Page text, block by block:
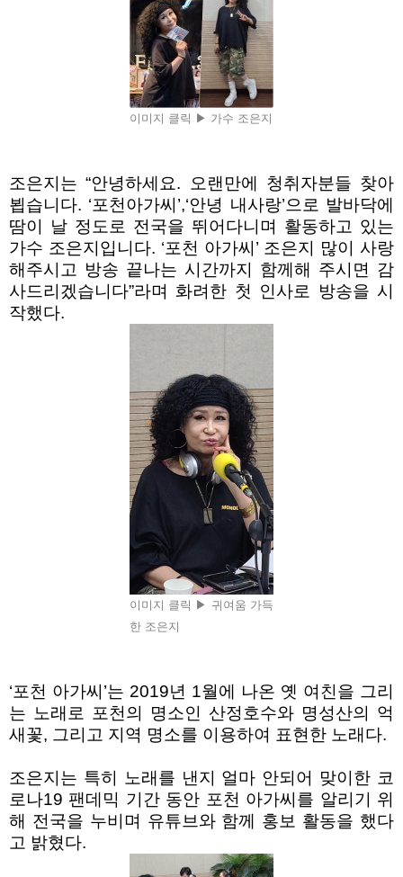
이미지 클릭 ▶ 가수 조은지
조은지는“안녕하세요.
오랜만에 청취자분들 찾아
뵙습니다. ‘포천아가씨 ’,‘안녕 내사랑’으로 발바닥에
땀이 날 정도로 전국을 뛰어다니며 활동하고 있는
가수 조은지입니다. ‘포천 아가씨 ’ 조은지 많이 사랑
해주시고 방송 끝나는 시간까지 함께해 주시면 감
사드리겠습니다”라며 화려한 첫 인사로 방송을 시
작했다.
이미지 클릭 ▶ 귀여움 가득
한 조은지
‘포천 아가씨 ’는 2019년 1월에 나온 옛 여친을 그리
는 노래로 포천의 명소인 산정호수와 명성산의 억
새꽃, 그리고 지역 명소를 이용하여 표현한 노래다.
조은지는 특히 노래를 낸지 얼마 안되어 맞이한 코
로나19 팬데믹 기간 동안 포천 아가씨를 알리기 위
해 전국을 누비며 유튜브와 함께 홍보 활동을 했다
고 밝혔다.